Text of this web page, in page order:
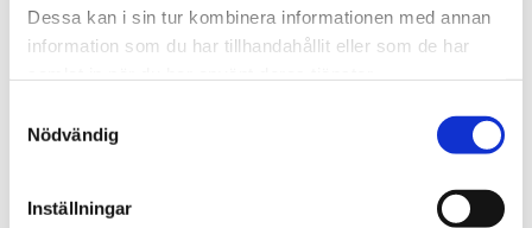
Dessa kan i sin tur kombinera informationen med annan
information som du har tillhandahållit eller som de har
Nödvändig
Inställningar
Göran Sjöblom
Jurist
010-202 93 75